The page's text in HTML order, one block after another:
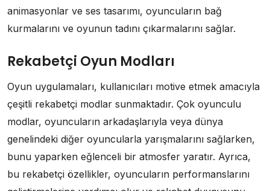
animasyonlar ve ses tasarımı, oyuncuların bağ
kurmalarını ve oyunun tadını çıkarmalarını sağlar.
Rekabetçi Oyun Modları
Oyun uygulamaları, kullanıcıları motive etmek amacıyla
çeşitli rekabetçi modlar sunmaktadır. Çok oyunculu
modlar, oyuncuların arkadaşlarıyla veya dünya
genelindeki diğer oyuncularla yarışmalarını sağlarken,
bunu yaparken eğlenceli bir atmosfer yaratır. Ayrıca,
bu rekabetçi özellikler, oyuncuların performanslarını